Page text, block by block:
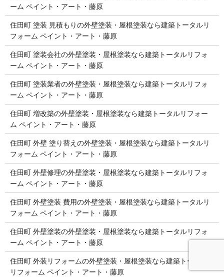
ーム ペイント・アート・藤原
住田町 塗装 見積もりの外壁塗装・屋根塗装なら建築トータルリ
フォーム ペイント・アート・藤原
住田町 塗装会社の外壁塗装・屋根塗装なら建築トータルリフォ
ーム ペイント・アート・藤原
住田町 塗装業者の外壁塗装・屋根塗装なら建築トータルリフォ
ーム ペイント・アート・藤原
住田町 増改築の外壁塗装・屋根塗装なら建築トータルリフォー
ム ペイント・アート・藤原
住田町 外壁 塗り替えの外壁塗装・屋根塗装なら建築トータルリ
フォーム ペイント・アート・藤原
住田町 外壁修理の外壁塗装・屋根塗装なら建築トータルリフォ
ーム ペイント・アート・藤原
住田町 外壁塗装 費用の外壁塗装・屋根塗装なら建築トータルリ
フォーム ペイント・アート・藤原
住田町 外壁塗装の外壁塗装・屋根塗装なら建築トータルリフォ
ーム ペイント・アート・藤原
住田町 外装リフォームの外壁塗装・屋根塗装なら建築トータル
リフォーム ペイント・アート・藤原